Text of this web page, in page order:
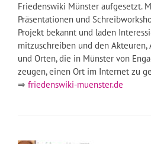
Friedenswiki Münster aufgesetzt.
Präsentationen und
Projekt bekannt und laden
mitzuschreiben und den Akteuren,
und Orten, die in Münster von
zeugen, einen Ort im Internet zu
⇒ friedenswiki-muenster.de